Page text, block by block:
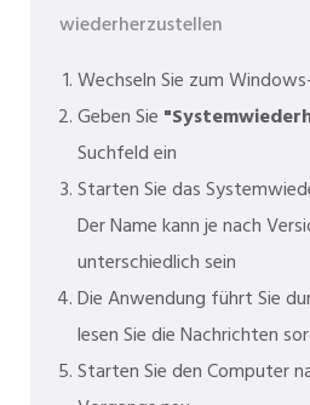
wiederherzustellen
Wechseln Sie zum
Geben Sie
Suchfeld ein
Starten Sie das
Der Name kann je nach
unterschiedlich sein
Die Anwendung führt Sie
lesen Sie die Nachrichten
Starten Sie den Computer